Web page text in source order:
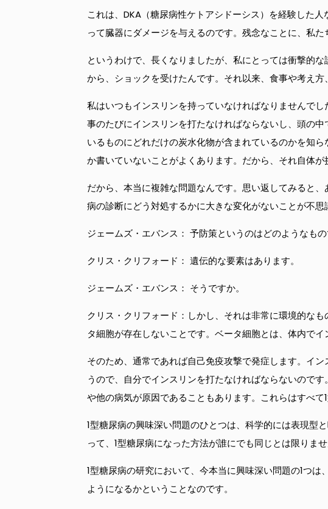
これは、DKA（糖尿病性ケトアシドーシス）を経験した
って臓器にダメージを与えるのです。残念なことに、私
というわけで、長くなりましたが、私にとっては衝撃的
から、ショックを受けたんです。それ以来、食事や考え
私はいつもインスリンを持っていなければなりませんで
事のたびにインスリンを打たなければならないし、頭の
いるものにどれだけの炭水化物が含まれているのかを知
か書いていないことがよくあります。だから、それ自体
だから、本当に複雑な問題なんです。思い返してみると
病の診断にどう対処するかに大きな変化がないことが不思
ジェームズ・エバンス： 予防策というのはどのようなも
クリス・クリフォード： 遺伝的な要素はあります。
ジェームズ・エバンス： そうですか。
クリス・クリフォード：しかし、それは非常に環境的な
タ細胞が存在しないことです。ベータ細胞とは、体内でイ
そのため、通常であれば自己免疫攻撃で発症します。イ
うので、自分でインスリンを打たなければならないので
や他の病気が原因であることもあります。これらはすべて
1型糖尿病の興味深い問題のひとつは、科学的には表現型
って、1型糖尿病になった方法が誰にでも同じとは限りませ
1型糖尿病の研究において、今本当に興味深い問題の1つ
ようになるかということなのです。